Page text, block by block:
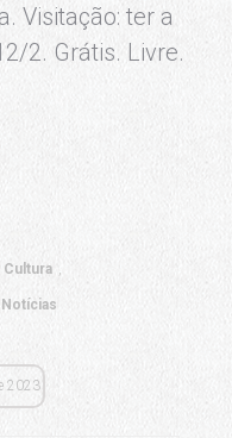
Visitação: ter a
2. Grátis. Livre.
Cultura
Notícias
2023